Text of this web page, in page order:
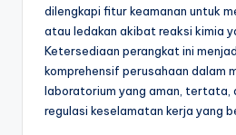
dilengkapi fitur keamanan untuk
atau ledakan akibat reaksi kimia
Ketersediaan perangkat ini
komprehensif perusahaan dalam
laboratorium yang aman, tertata,
regulasi keselamatan kerja yang